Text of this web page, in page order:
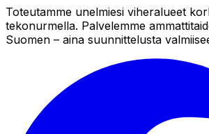
Toteutamme unelmiesi viheralueet
tekonurmella. Palvelemme
Suomen – aina suunnittelusta